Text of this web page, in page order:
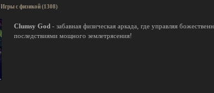
Игры с физикой (1308)
Clumsy God - забавная физическая аркада, где управляя
последствиями мощного землетрясения!